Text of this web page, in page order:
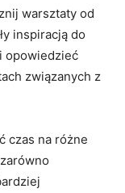
warsztaty ⁣od
inspiracją‍ do
opowiedzieć
związanych⁣ z
czas na różne